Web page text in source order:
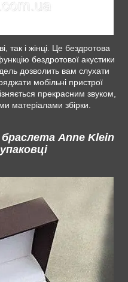
так і жінці. Це бездротова
бездротової акустики
дозволить вам слухати
мобільні пристрої
прекрасним звуком,
матеріалами збірки.
Anne Klein